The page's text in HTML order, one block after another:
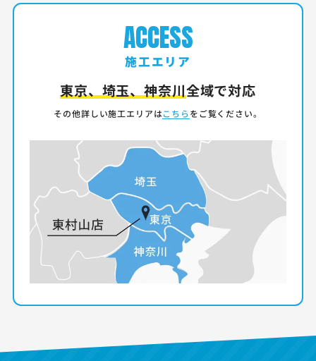
ACCESS
施工エリア
東京、埼玉、神奈川全域で対応
その他詳しい施工エリアはこちらをご覧ください。